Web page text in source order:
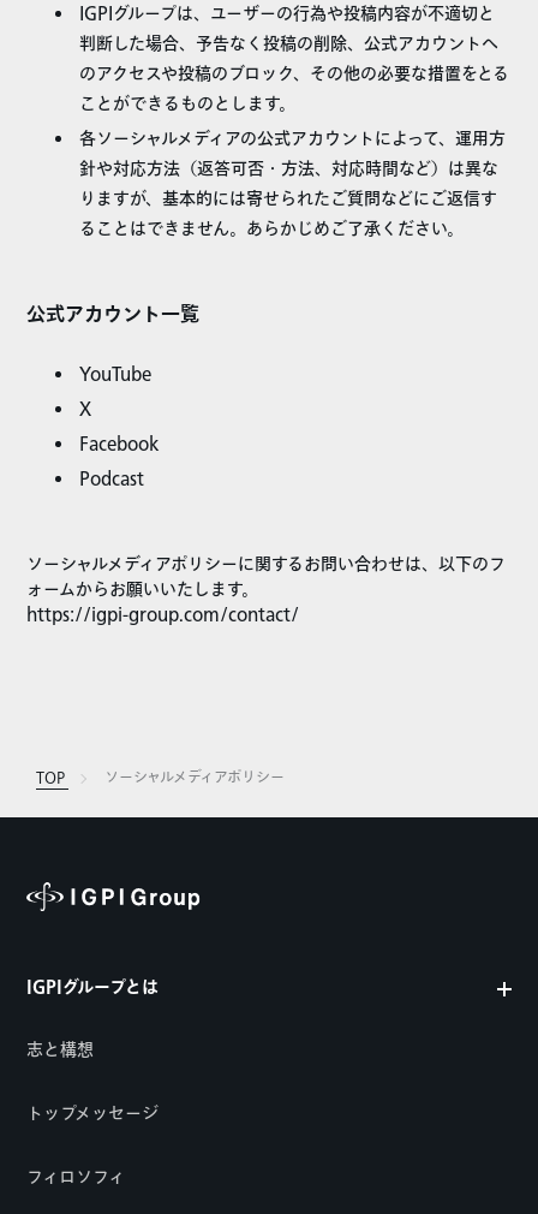
IGPIグループは、ユーザーの行為や投稿内容が不適切と
判断した場合、予告なく投稿の削除、公式アカウントへ
のアクセスや投稿のブロック、その他の必要な措置をとる
ことができるものとします。
各ソーシャルメディアの公式アカウントによって、運用方
針や対応方法（返答可否・方法、対応時間など）は異な
りますが、基本的には寄せられたご質問などにご返信す
ることはできません。あらかじめご了承ください。
公式アカウント一覧
YouTube
X
Facebook
Podcast
ソーシャルメディアポリシーに関するお問い合わせは、以下のフ
ォームからお願いいたします。
https://igpi-group.com/contact/
TOP ソーシャルメディアポリシー
IGPIグループとは
志と構想
トップメッセージ
フィロソフィ